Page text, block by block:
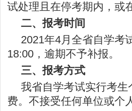
试处理且在停考期内，或
二、报考时间
2021年4月全省自学考
18:00，逾期不予补报。
三、报考方式
我省自学考试实行考
费。不接受任何单位或个